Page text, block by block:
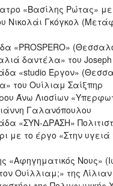
«Βασίλης Ρώτας»
Νικολάι Γκόγκολ
«PROSPERO»
δαντέλα» του Joseph
«studio Έργον»
του Ουίλιαμ Σαίξπηρ
Άνω Λιοσίων
Γαλανόπουλου
«ΣΥΝ-ΔΡΑΣΗ»
με το έργο «Στην
«Αφηγηματικός Νους»
Ουίλλιαμ;» της